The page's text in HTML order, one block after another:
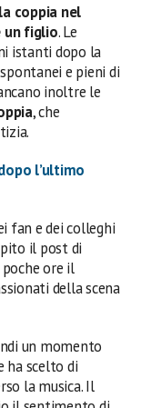
coppia nel
un figlio. Le
istanti dopo la
e pieni di
inoltre le
, che
l’ultimo
fan e dei colleghi
il post di
ore il
della scena
un momento
ha scelto di
la musica. Il